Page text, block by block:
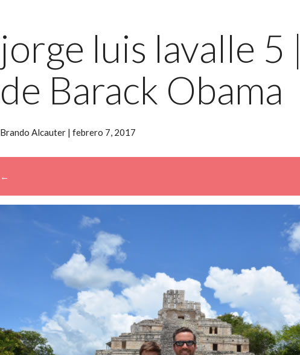
jorge luis lavalle 5 |
de Barack Obama
Brando Alcauter | febrero 7, 2017
←